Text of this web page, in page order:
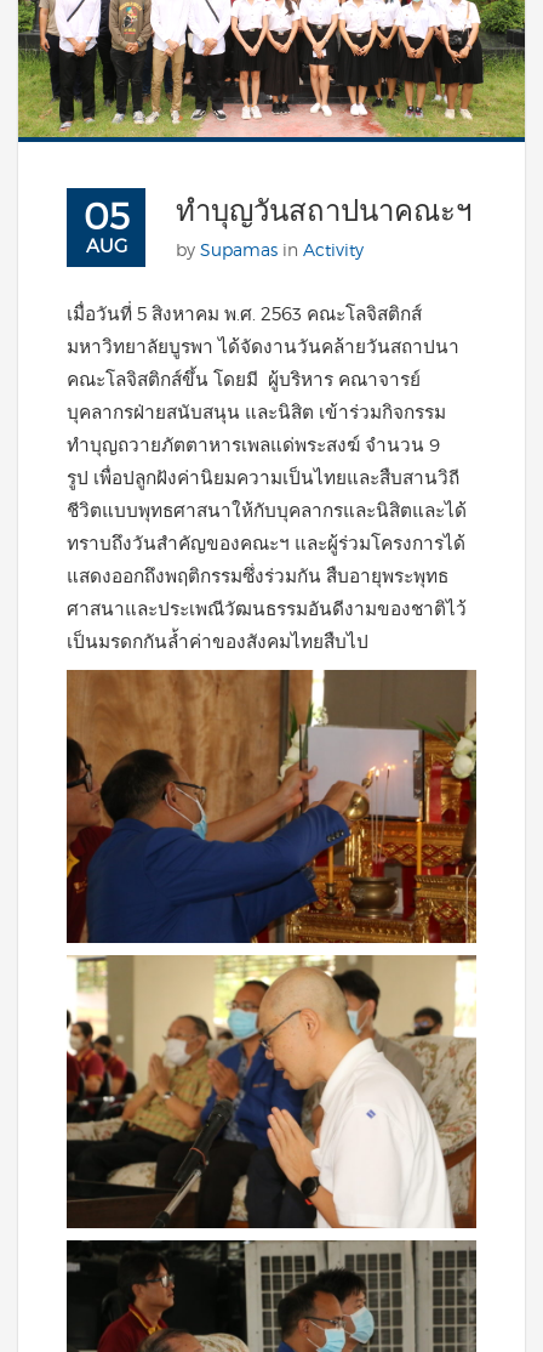
05
AUG
ทำบุญวันสถาปนาคณะฯ
by Supamas in Activity
เมื่อวันที่ 5 สิงหาคม พ.ศ. 2563 คณะโลจิสติกส์
มหาวิทยาลัยบูรพา ได้จัดงานวันคล้ายวันสถาปนา
คณะโลจิสติกส์ขึ้น โดยมี ผู้บริหาร คณาจารย์
บุคลากรฝ่ายสนับสนุน และนิสิต เข้าร่วมกิจกรรม
ทำบุญถวายภัตตาหารเพลแด่พระสงฆ์ จำนวน 9
รูป เพื่อปลูกฝังค่านิยมความเป็นไทยและสืบสานวิถี
ชีวิตแบบพุทธศาสนาให้กับบุคลากรและนิสิตและได้
ทราบถึงวันสำคัญของคณะฯ และผู้ร่วมโครงการได้
แสดงออกถึงพฤติกรรมซึ่งร่วมกัน สืบอายุพระพุทธ
ศาสนาและประเพณีวัฒนธรรมอันดีงามของชาติไว้
เป็นมรดกกันล้ำค่าของสังคมไทยสืบไป